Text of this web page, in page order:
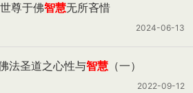
尊于佛智慧无所吝惜
2024-06-13
法圣道之心性与智慧 （一）
2022-09-12